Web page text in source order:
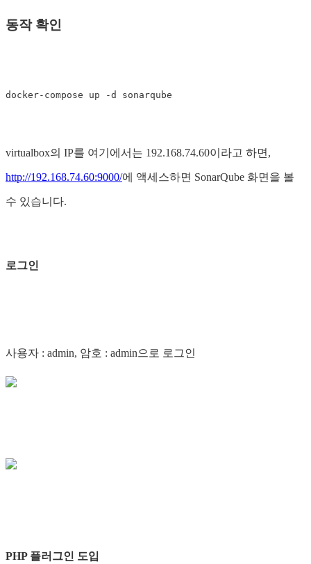
동작 확인
virtualbox의 IP를 여기에서는 192.168.74.60이라고 하면,
http://192.168.74.60:9000/에 액세스하면 SonarQube 화면을 볼
수 있습니다.
로그인
사용자 : admin, 암호 : admin으로 로그인
PHP 플러그인 도입